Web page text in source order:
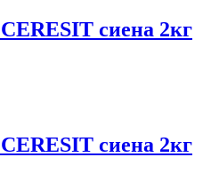
сиена 2кг
сиена 2кг